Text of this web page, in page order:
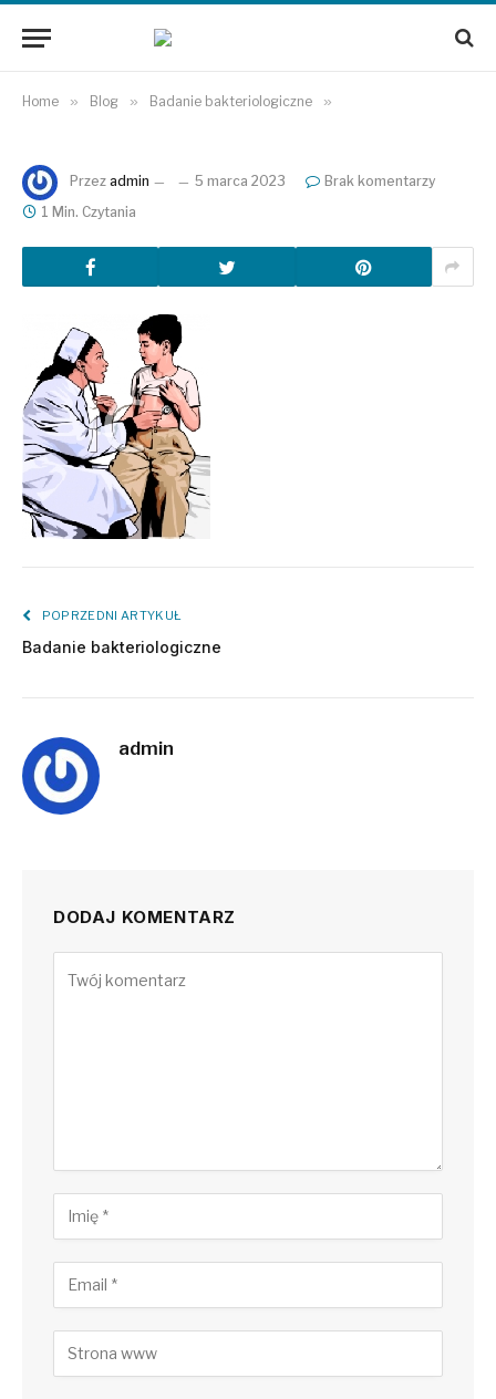
Home » Blog » Badanie bakteriologiczne »
Przez admin 5 marca 2023
Brak komentarzy
1 Min. Czytania
POPRZEDNI ARTYKUŁ
Badanie bakteriologiczne
admin
DODAJ KOMENTARZ